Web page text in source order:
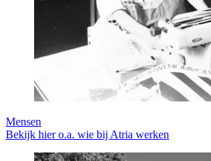
Mensen
Bekijk hier o.a. wie bij Atria werken